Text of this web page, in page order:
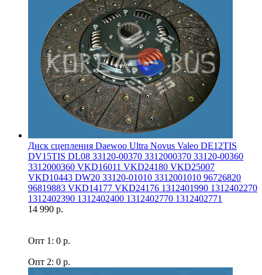
Диск сцепления Daewoo Ultra Novus Valeo DE12TIS
DV15TIS DL08 33120-00370 3312000370 33120-00360
3312000360 VKD16011 VKD24180 VKD25007
VKD10443 DW20 33120-01010 3312001010 96726820
96819883 VKD14177 VKD24176 1312401990 1312402270
1312402390 1312402400 1312402770 1312402771
14 990 р.
Опт 1: 0 р.
Опт 2: 0 р.